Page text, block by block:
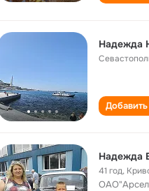
Надежда
Надежда
41 год,